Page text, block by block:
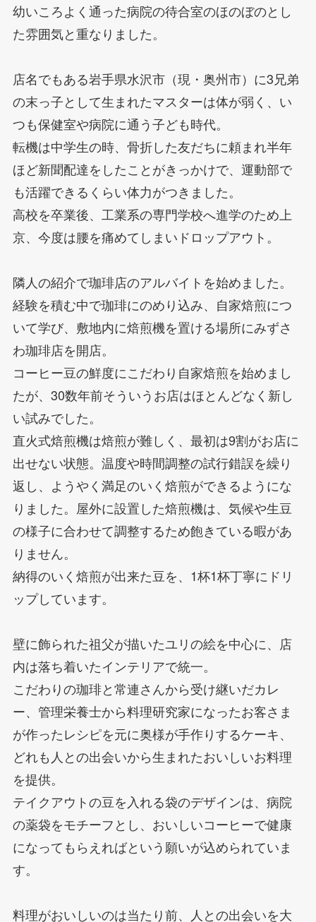
幼いころよく通った病院の待合室のほのぼのとし
た雰囲気と重なりました。
店名でもある岩手県水沢市（現・奥州市）に3兄弟
の末っ子として生まれたマスターは体が弱く、い
つも保健室や病院に通う子ども時代。
転機は中学生の時、骨折した友だちに頼まれ半年
ほど新聞配達をしたことがきっかけで、運動部で
も活躍できるくらい体力がつきました。
高校を卒業後、工業系の専門学校へ進学のため上
京、今度は腰を痛めてしまいドロップアウト。
隣人の紹介で珈琲店のアルバイトを始めました。
経験を積む中で珈琲にのめり込み、自家焙煎につ
いて学び、敷地内に焙煎機を置ける場所にみずさ
わ珈琲店を開店。
コーヒー豆の鮮度にこだわり自家焙煎を始めまし
たが、30数年前そういうお店はほとんどなく新し
い試みでした。
直火式焙煎機は焙煎が難しく、最初は9割がお店に
出せない状態。温度や時間調整の試行錯誤を繰り
返し、ようやく満足のいく焙煎ができるようにな
りました。屋外に設置した焙煎機は、気候や生豆
の様子に合わせて調整するため飽きている暇があ
りません。
納得のいく焙煎が出来た豆を、1杯1杯丁寧にドリ
ップしています。
壁に飾られた祖父が描いたユリの絵を中心に、店
内は落ち着いたインテリアで統一。
こだわりの珈琲と常連さんから受け継いだカレ
ー、管理栄養士から料理研究家になったお客さま
が作ったレシピを元に奥様が手作りするケーキ、
どれも人との出会いから生まれたおいしいお料理
を提供。
テイクアウトの豆を入れる袋のデザインは、病院
の薬袋をモチーフとし、おいしいコーヒーで健康
になってもらえればという願いが込められていま
す。
料理がおいしいのは当たり前、人との出会いを大